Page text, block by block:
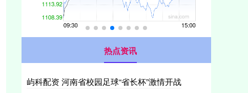
热点资讯
屿科配资 河南省校园足球“省长杯”激情开战